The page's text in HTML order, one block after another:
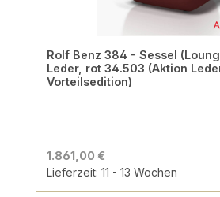
Rolf Benz 384 - Sessel
Leder, rot 34.503 (Aktion
Vorteilsedition)
1.861,00 €
Lieferzeit: 11 - 13 Wochen